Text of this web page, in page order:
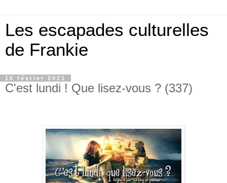
Les escapades culturelles
de Frankie
15 février 2021
C'est lundi ! Que lisez-vous ? (337)